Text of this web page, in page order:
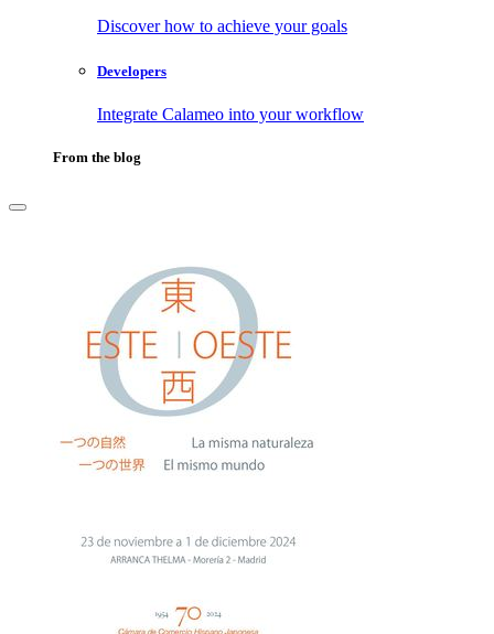
Discover how to achieve your goals
Developers
Integrate Calameo into your workflow
From the blog